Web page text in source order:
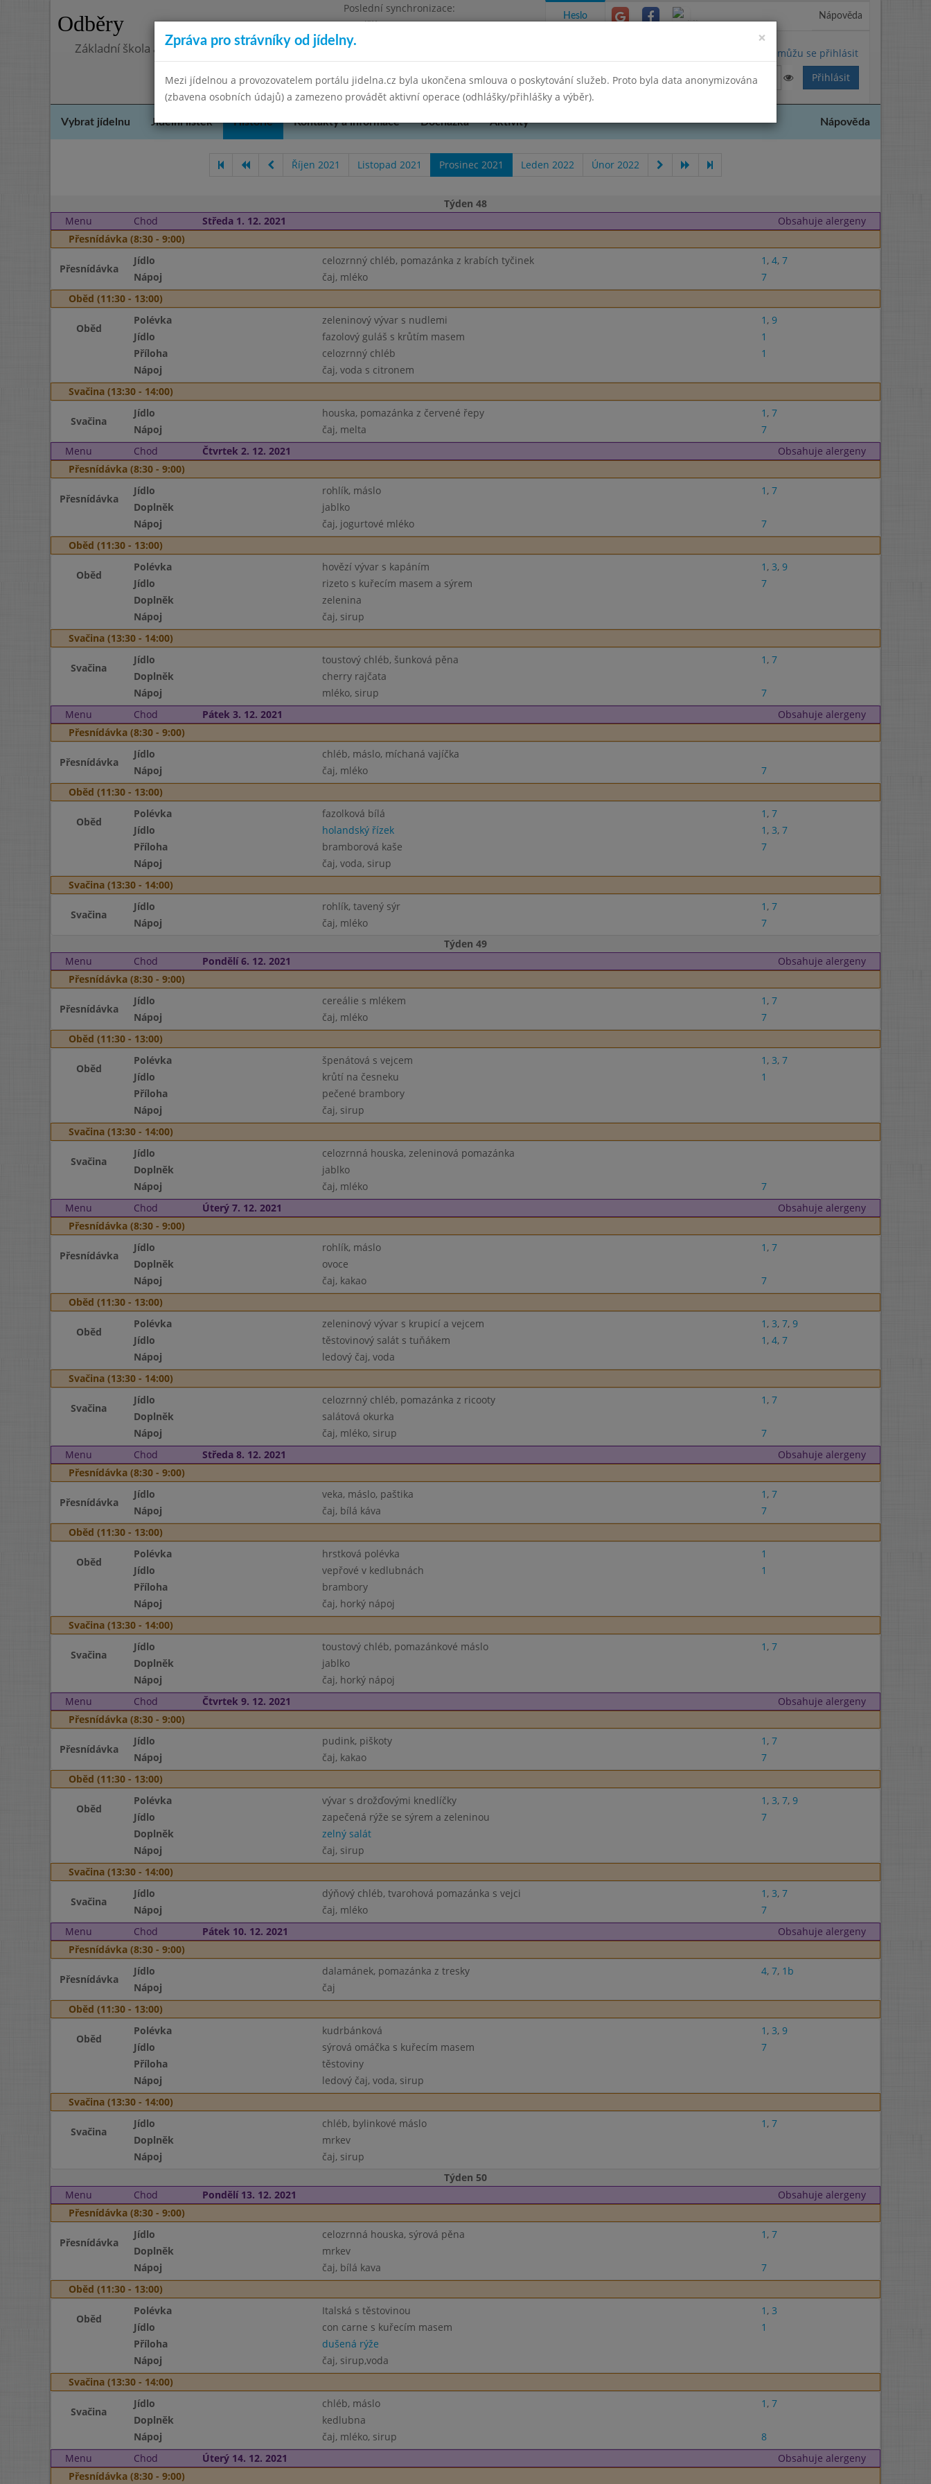
Odběry
Poslední synchronizace:
Pondělí 7.7.2025 21:07
Základní škola a mateřská škola Libá, okres Cheb, příspěvková organizace
Heslo Nápověda
Nemůžu se přihlásit
Vybrat jídelnu Jídelní lístek Historie Kontakty a informace Docházka Aktivity Nápověda
Říjen 2021 Listopad 2021 Prosinec 2021 Leden 2022 Únor 2022
Týden 48
Menu
Chod Středa 1. 12. 2021
Obsahuje alergeny
Přesnídávka (8:30 - 9:00)
Přesnídávka
Jídlo celozrnný chléb, pomazánka z krabích tyčinek 1 , 4, 7
Nápoj
čaj, mléko
7
Oběd (11:30 - 13:00)
Oběd
Polévka zeleninový vývar s nudlemi 1 , 9
Jídlo
fazolový guláš s krůtím masem
1
Příloha
celozrnný chléb
1
Nápoj
čaj, voda s citronem
Svačina (13:30 - 14:00)
Svačina
Jídlo houska, pomazánka z červené řepy 1 , 7
Nápoj
čaj, melta
7
Menu
Chod Čtvrtek 2. 12. 2021
Obsahuje alergeny
Přesnídávka (8:30 - 9:00)
Přesnídávka
Jídlo rohlík, máslo 1 , 7
Doplněk
jablko
Nápoj
čaj, jogurtové mléko
7
Oběd (11:30 - 13:00)
Oběd
Polévka hovězí vývar s kapáním 1 , 3, 9
Jídlo
rizeto s kuřecím masem a sýrem
7
Doplněk
zelenina
Nápoj
čaj, sirup
Svačina (13:30 - 14:00)
Svačina
Jídlo toustový chléb, šunková pěna 1 , 7
Doplněk
cherry rajčata
Nápoj
mléko, sirup
7
Menu
Chod Pátek 3. 12. 2021
Obsahuje alergeny
Přesnídávka (8:30 - 9:00)
Přesnídávka
Jídlo
chléb, máslo, míchaná vajíčka
Nápoj
čaj, mléko
7
Oběd (11:30 - 13:00)
Oběd
Polévka fazolková bílá 1 , 7
Jídlo
holandský řízek 1 , 3, 7
Příloha
bramborová kaše
7
Nápoj
čaj, voda, sirup
Svačina (13:30 - 14:00)
Svačina
Jídlo rohlík, tavený sýr 1 , 7
Nápoj
čaj, mléko
7
Týden 49
Menu
Chod Pondělí 6. 12. 2021
Obsahuje alergeny
Přesnídávka (8:30 - 9:00)
Přesnídávka
Jídlo cereálie s mlékem 1 , 7
Nápoj
čaj, mléko
7
Oběd (11:30 - 13:00)
Oběd
Polévka špenátová s vejcem 1 , 3, 7
Jídlo
krůtí na česneku
1
Příloha
pečené brambory
Nápoj
čaj, sirup
Svačina (13:30 - 14:00)
Svačina
Jídlo
celozrnná houska, zeleninová pomazánka
Doplněk
jablko
Nápoj
čaj, mléko
7
Menu
Chod Úterý 7. 12. 2021
Obsahuje alergeny
Přesnídávka (8:30 - 9:00)
Přesnídávka
Jídlo rohlík, máslo 1 , 7
Doplněk
ovoce
Nápoj
čaj, kakao
7
Oběd (11:30 - 13:00)
Oběd
Polévka zeleninový vývar s krupicí a vejcem 1 , 3, 7, 9
Jídlo
těstovinový salát s tuňákem 1 , 4, 7
Nápoj
ledový čaj, voda
Svačina (13:30 - 14:00)
Svačina
Jídlo celozrnný chléb, pomazánka z ricooty 1 , 7
Doplněk
salátová okurka
Nápoj
čaj, mléko, sirup
7
Menu
Chod Středa 8. 12. 2021
Obsahuje alergeny
Přesnídávka (8:30 - 9:00)
Přesnídávka
Jídlo veka, máslo, paštika 1 , 7
Nápoj
čaj, bílá káva
7
Oběd (11:30 - 13:00)
Oběd
Polévka hrstková polévka
1
Jídlo
vepřové v kedlubnách
1
Příloha
brambory
Nápoj
čaj, horký nápoj
Svačina (13:30 - 14:00)
Svačina
Jídlo toustový chléb, pomazánkové máslo 1 , 7
Doplněk
jablko
Nápoj
čaj, horký nápoj
Menu
Chod Čtvrtek 9. 12. 2021
Obsahuje alergeny
Přesnídávka (8:30 - 9:00)
Přesnídávka
Jídlo pudink, piškoty 1 , 7
Nápoj
čaj, kakao
7
Oběd (11:30 - 13:00)
Oběd
Polévka vývar s drožďovými knedlíčky 1 , 3, 7, 9
Jídlo
zapečená rýže se sýrem a zeleninou
7
Doplněk
zelný salát
Nápoj
čaj, sirup
Svačina (13:30 - 14:00)
Svačina
Jídlo dýňový chléb, tvarohová pomazánka s vejci 1 , 3, 7
Nápoj
čaj, mléko
7
Menu
Chod Pátek 10. 12. 2021
Obsahuje alergeny
Přesnídávka (8:30 - 9:00)
Přesnídávka
Jídlo dalamánek, pomazánka z tresky 4, 7, 1b
Nápoj
čaj
Oběd (11:30 - 13:00)
Oběd
Polévka kudrbánková 1 , 3, 9
Jídlo
sýrová omáčka s kuřecím masem
7
Příloha
těstoviny
Nápoj
ledový čaj, voda, sirup
Svačina (13:30 - 14:00)
Svačina
Jídlo chléb, bylinkové máslo 1 , 7
Doplněk
mrkev
Nápoj
čaj, sirup
Týden 50
Menu
Chod Pondělí 13. 12. 2021
Obsahuje alergeny
Přesnídávka (8:30 - 9:00)
Přesnídávka
Jídlo celozrnná houska, sýrová pěna 1 , 7
Doplněk
mrkev
Nápoj
čaj, bílá kava
7
Oběd (11:30 - 13:00)
Oběd
Polévka Italská s těstovinou 1 , 3
Jídlo
con carne s kuřecím masem
1
Příloha
dušená rýže
Nápoj
čaj, sirup,voda
Svačina (13:30 - 14:00)
Svačina
Jídlo chléb, máslo 1 , 7
Doplněk
kedlubna
Nápoj
čaj, mléko, sirup
8
Menu
Chod Úterý 14. 12. 2021
Obsahuje alergeny
Přesnídávka (8:30 - 9:00)
×
Zpráva pro strávníky od jídelny.
Mezi jídelnou a provozovatelem portálu jidelna.cz byla ukončena smlouva o poskytování služeb. Proto byla data anonymizována
(zbavena osobních údajů) a zamezeno provádět aktivní operace (odhlášky/přihlášky a výběr).